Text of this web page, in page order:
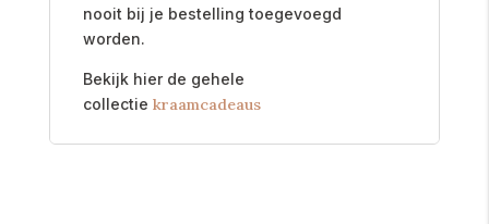
nooit bij je bestelling toegevoegd
worden.
Bekijk hier de gehele
collectie kraamcadeaus